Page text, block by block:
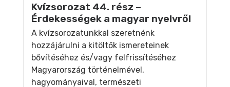
Kvízsorozat 44. rész –
Érdekességek a magyar nyelvről
A kvízsorozatunkkal szeretnénk
hozzájárulni a kitöltők ismereteinek
bővítéséhez és/vagy felfrissítéséhez
Magyarország történelmével,
hagyományaival, természeti